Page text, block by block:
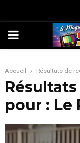
PRIMARY
Accueil Résultats de
pour : Le